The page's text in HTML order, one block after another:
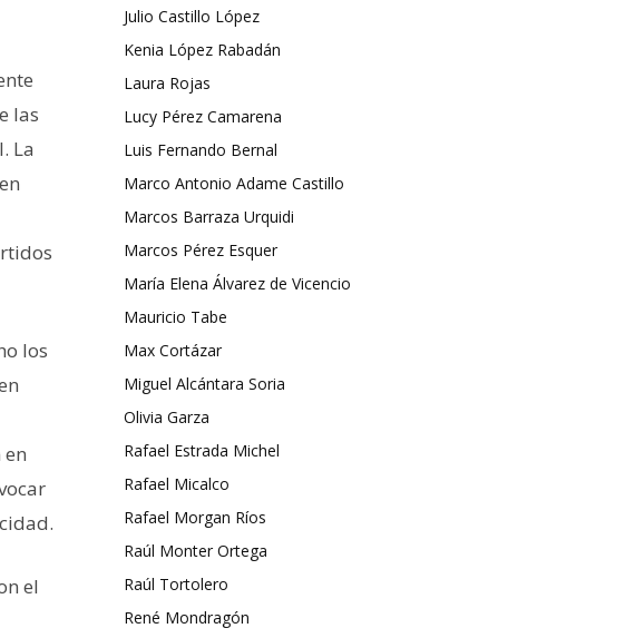
las
La
los
el
Julio Castillo López
Kenia López Rabadán
Laura Rojas
Lucy Pérez Camarena
Luis Fernando Bernal
Marco Antonio Adame Castillo
Marcos Barraza Urquidi
Marcos Pérez Esquer
María Elena Álvarez de Vicencio
Mauricio Tabe
Max Cortázar
Miguel Alcántara Soria
Olivia Garza
Rafael Estrada Michel
Rafael Micalco
Rafael Morgan Ríos
Raúl Monter Ortega
Raúl Tortolero
René Mondragón